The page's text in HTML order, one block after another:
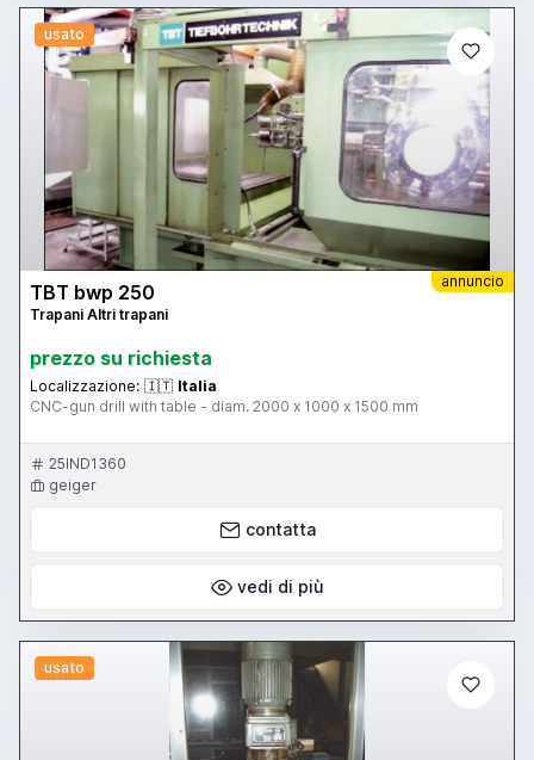
usato
annuncio
TBT bwp 250
Trapani Altri trapani
prezzo su richiesta
Localizzazione: 🇮🇹 Italia
CNC-gun drill with table - diam. 2000 x 1000 x 1500 mm
25IND1360
geiger
contatta
vedi di più
usato